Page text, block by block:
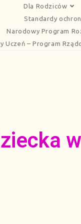
Dla Rodziców
Standardy
Narodowy Program
Uczeń – Program